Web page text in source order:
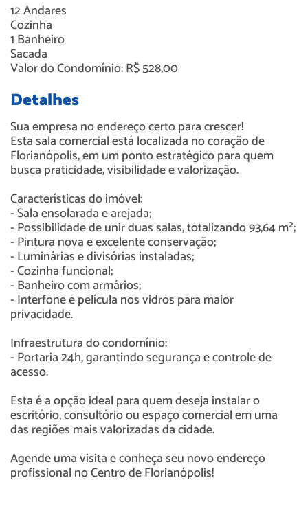
12Andares
Cozinha
1 Banheiro
Sacada
Valor do Condomínio: R$ 528,00
Detalhes
Sua empresa no endereço certo para crescer!
Esta sala comercial está localizada no coração de
Florianópolis, em um ponto estratégico para quem
busca praticidade, visibilidade e valorização.
Características do imóvel:
- Sala ensolarada e arejada;
- Possibilidade de unir duas salas, totalizando 93,64 m²;
- Pintura nova e excelente conservação;
- Luminárias e divisórias instaladas;
- Cozinha funcional;
- Banheiro com armários;
- Interfone e película nos vidros para maior
privacidade.
Infraestrutura do condomínio:
- Portaria 24h, garantindo segurança e controle de
acesso.
Esta é a opção ideal para quem deseja instalar o
escritório, consultório ou espaço comercial em uma
das regiões mais valorizadas da cidade.
Agende uma visita e conheça seu novo endereço
profissional no Centro de Florianópolis!